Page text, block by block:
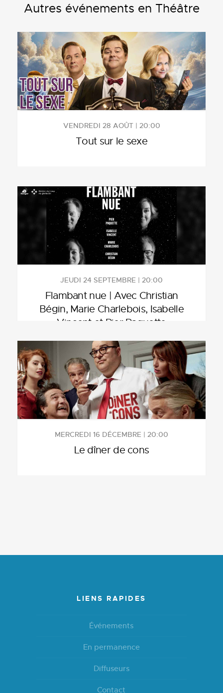
Autres événements en Théâtre
VENDREDI 28 AOÛT | 20:00
Tout sur le sexe
JEUDI 24 SEPTEMBRE | 20:00
Flambant nue | Avec Christian
Bégin, Marie Charlebois, Isabelle
Vincent et Pier Paquette
MERCREDI 16 DÉCEMBRE | 20:00
Le dîner de cons
LIENS RAPIDES
Événements
En permanence
Diffuseurs
Contact